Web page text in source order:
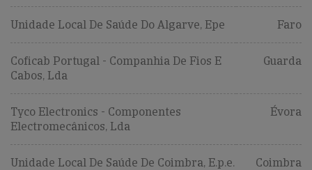
Unidade Local De Saúde Do Algarve, Epe Faro
Coficab Portugal - Companhia De Fios E
Cabos, Lda
Guarda
Tyco Electronics - Componentes
Electromecânicos, Lda
Évora
Unidade Local De Saúde De Coimbra, E.p.e. Coimbra